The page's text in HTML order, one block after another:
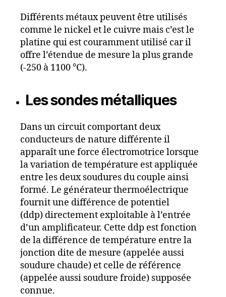
Différents métaux peuvent être utilisés
comme le nickel et le cuivre mais c’est le
platine qui est couramment utilisé car il
offre l’étendue de mesure la plus grande
(-250 à 1100 °C).
Les sondes métalliques
Dans un circuit comportant deux
conducteurs de nature différente il
apparaît une force électromotrice lorsque
la variation de température est appliquée
entre les deux soudures du couple ainsi
formé. Le générateur thermoélectrique
fournit une différence de potentiel
(ddp) directement exploitable à l’entrée
d’un amplificateur. Cette ddp est fonction
de la différence de température entre la
jonction dite de mesure (appelée aussi
soudure chaude) et celle de référence
(appelée aussi soudure froide) supposée
connue.